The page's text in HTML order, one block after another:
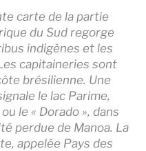
carte de la partie
du Sud regorge
indigènes et les
capitaineries sont
brésilienne. Une
le lac Parime,
le « Dorado », dans
perdue de Manoa. La
appelée Pays des